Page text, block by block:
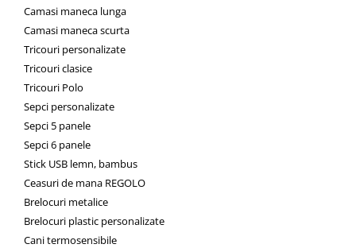
Camasi maneca lunga
Camasi maneca scurta
Tricouri personalizate
Tricouri clasice
Tricouri Polo
Sepci personalizate
Sepci 5 panele
Sepci 6 panele
Stick USB lemn, bambus
Ceasuri de mana REGOLO
Brelocuri metalice
Brelocuri plastic personalizate
Cani termosensibile